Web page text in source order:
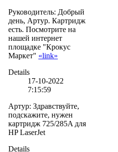
Руководитель: Добрый
день, Артур. Картридж
есть. Посмотрите на
нашей интернет
площадке "Крокус
Маркет" «link»
Details
17-10-2022
7:15:59
Артур: Здравствуйте,
подскажите, нужен
картридж 725/285A для
HP LaserJet
Details